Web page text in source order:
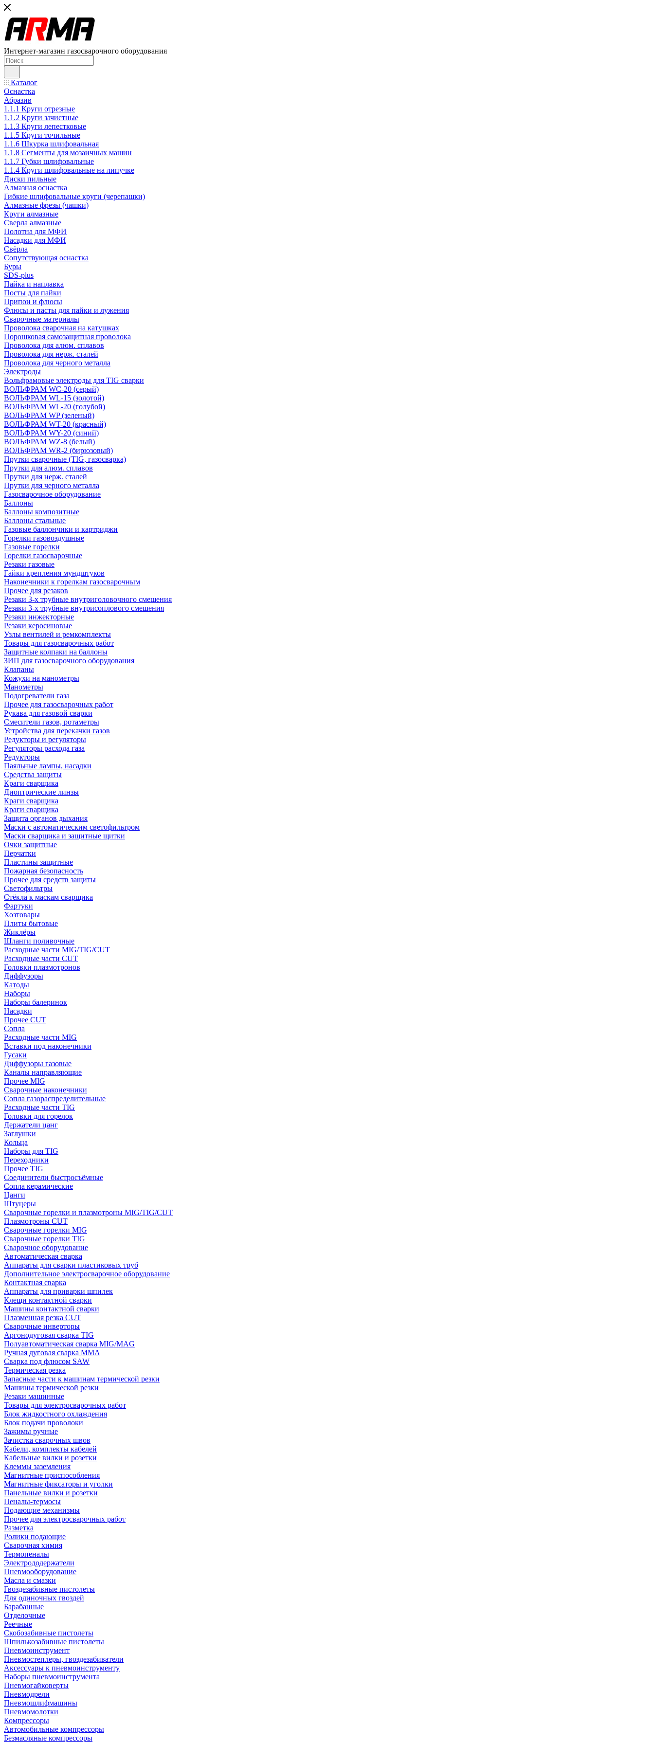
Интернет-магазин газосварочного оборудования
Каталог
Оснастка
Абразив
1.1.1 Круги отрезные
1.1.2 Круги зачистные
1.1.3 Круги лепестковые
1.1.5 Круги точильные
1.1.6 Шкурка шлифовальная
1.1.8 Сегменты для мозаичных машин
1.1.7 Губки шлифовальные
1.1.4 Круги шлифовальные на липучке
Диски пильные
Алмазная оснастка
Гибкие шлифовальные круги (черепашки)
Алмазные фрезы (чашки)
Круги алмазные
Сверла алмазные
Полотна для МФИ
Насадки для МФИ
Свёрла
Сопутствующая оснастка
Буры
SDS-plus
Пайка и наплавка
Посты для пайки
Припои и флюсы
Флюсы и пасты для пайки и лужения
Сварочные материалы
Проволока сварочная на катушках
Порошковая самозащитная проволока
Проволока для алюм. сплавов
Проволока для нерж. сталей
Проволока для черного металла
Электроды
Вольфрамовые электроды для TIG сварки
ВОЛЬФРАМ WC-20 (серый)
ВОЛЬФРАМ WL-15 (золотой)
ВОЛЬФРАМ WL-20 (голубой)
ВОЛЬФРАМ WP (зеленый)
ВОЛЬФРАМ WT-20 (красный)
ВОЛЬФРАМ WY-20 (синий)
ВОЛЬФРАМ WZ-8 (белый)
ВОЛЬФРАМ WR-2 (бирюзовый)
Прутки сварочные (TIG, газосварка)
Прутки для алюм. сплавов
Прутки для нерж. сталей
Прутки для черного металла
Газосварочное оборудование
Баллоны
Баллоны композитные
Баллоны стальные
Газовые баллончики и картриджи
Горелки газовоздушные
Газовые горелки
Горелки газосварочные
Резаки газовые
Гайки крепления мундштуков
Наконечники к горелкам газосварочным
Прочее для резаков
Резаки 3-х трубные внутриголовочного смешения
Резаки 3-х трубные внутрисоплового смешения
Резаки инжекторные
Резаки керосиновые
Узлы вентилей и ремкомплекты
Товары для газосварочных работ
Защитные колпаки на баллоны
ЗИП для газосварочного оборудования
Клапаны
Кожухи на манометры
Манометры
Подогреватели газа
Прочее для газосварочных работ
Рукава для газовой сварки
Смесители газов, ротаметры
Устройства для перекачки газов
Редукторы и регуляторы
Регуляторы расхода газа
Редукторы
Паяльные лампы, насадки
Средства защиты
Краги сварщика
Диоптрические линзы
Краги сварщика
Краги сварщика
Защита органов дыхания
Маски с автоматическим светофильтром
Маски сварщика и защитные щитки
Очки защитные
Перчатки
Пластины защитные
Пожарная безопасность
Прочее для средств защиты
Светофильтры
Стёкла к маскам сварщика
Фартуки
Хозтовары
Плиты бытовые
Жиклёры
Шланги поливочные
Расходные части MIG/TIG/CUT
Расходные части CUT
Головки плазмотронов
Диффузоры
Катоды
Наборы
Наборы балеринок
Насадки
Прочее CUT
Сопла
Расходные части MIG
Вставки под наконечники
Гусаки
Диффузоры газовые
Каналы направляющие
Прочее MIG
Сварочные наконечники
Сопла газораспределительные
Расходные части TIG
Головки для горелок
Держатели цанг
Заглушки
Кольца
Наборы для TIG
Переходники
Прочее TIG
Соединители быстросъёмные
Сопла керамические
Цанги
Штуцеры
Сварочные горелки и плазмотроны MIG/TIG/CUT
Плазмотроны CUT
Сварочные горелки MIG
Сварочные горелки TIG
Сварочное оборудование
Автоматическая сварка
Аппараты для сварки пластиковых труб
Дополнительное электросварочное оборудование
Контактная сварка
Аппараты для приварки шпилек
Клещи контактной сварки
Машины контактной сварки
Плазменная резка CUT
Сварочные инверторы
Аргонодуговая сварка TIG
Полуавтоматическая сварка MIG/MAG
Ручная дуговая сварка MMA
Сварка под флюсом SAW
Термическая резка
Запасные части к машинам термической резки
Машины термической резки
Резаки машинные
Товары для электросварочных работ
Блок жидкостного охлаждения
Блок подачи проволоки
Зажимы ручные
Зачистка сварочных швов
Кабели, комплекты кабелей
Кабельные вилки и розетки
Клеммы заземления
Магнитные приспособления
Магнитные фиксаторы и уголки
Панельные вилки и розетки
Пеналы-термосы
Подающие механизмы
Прочее для электросварочных работ
Разметка
Ролики подающие
Сварочная химия
Термопеналы
Электрододержатели
Пневмооборудование
Масла и смазки
Гвоздезабивные пистолеты
Для одиночных гвоздей
Барабанные
Отделочные
Реечные
Скобозабивные пистолеты
Шпилькозабивные пистолеты
Пневмоинструмент
Пневмостеплеры, гвоздезабиватели
Аксессуары к пневмоинструменту
Наборы пневмоинструмента
Пневмогайковерты
Пневмодрели
Пневмошлифмашины
Пневмомолотки
Компрессоры
Автомобильные компрессоры
Безмасляные компрессоры